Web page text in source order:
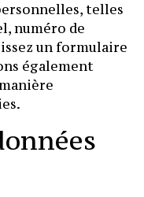
telles
numéro de
un formulaire
également